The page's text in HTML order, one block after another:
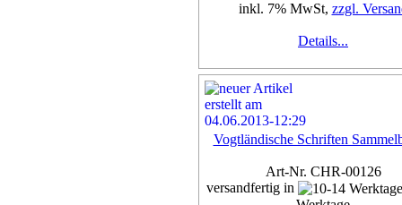
inkl. 7% MwSt, zzgl.
Details...
Vogtländische Schriften
Art-Nr. CHR-00126
versandfertig in